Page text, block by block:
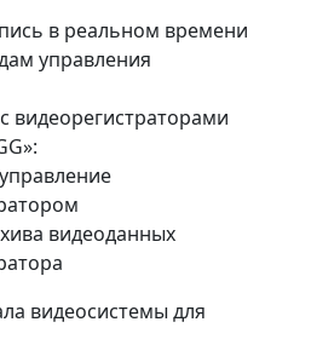
в реальном времени
управления
видеорегистраторами
видеоданных
видеосистемы для